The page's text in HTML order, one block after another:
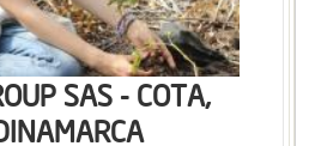
SAS - COTA,